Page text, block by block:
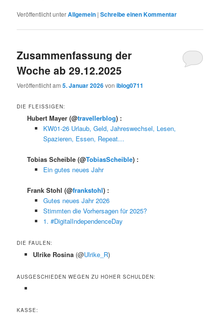
Veröffentlicht unterAllgemein |Schreibe einen Kommentar
Zusammenfassung der
Woche ab 29.12.2025
Veröffentlicht am5. Januar 2026voniblog0711
DIE FLEISSIGEN:
Hubert Mayer(@travellerblog) :
KW01-26 Urlaub, Geld, Jahreswechsel, Lesen,
Spazieren, Essen, Repeat…
Tobias Scheible(@TobiasScheible) :
Ein gutes neues Jahr
Frank Stohl(@frankstohl) :
Gutes neues Jahr 2026
Stimmten die Vorhersagen für 2025?
1. #DigitalIndependenceDay
DIE FAULEN:
Ulrike Rosina (@Ulrike_R)
AUSGESCHIEDEN WEGEN ZU HOHER SCHULDEN:
KASSE: